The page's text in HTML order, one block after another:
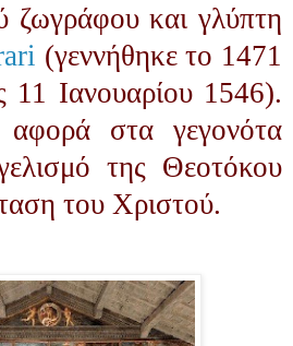
ζωγράφου και γλύπτη
(γεννήθηκε το 1471
11 Ιανουαρίου 1546).
στα γεγονότα
της Θεοτόκου
του Χριστού.